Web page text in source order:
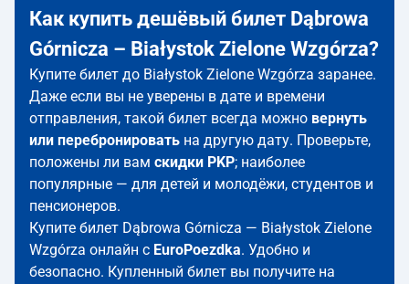
Как купить дешёвый билет Dąbrowa
Górnicza – Białystok Zielone Wzgórza?
Купите билет до Białystok Zielone Wzgórza заранее.
Даже если вы не уверены в дате и времени
отправления, такой билет всегда можно вернуть
или перебронировать на другую дату. Проверьте,
положены ли вам скидки PKP; наиболее
популярные — для детей и молодёжи, студентов и
пенсионеров.
Купите билет Dąbrowa Górnicza — Białystok Zielone
Wzgórza онлайн с EuroPoezdka. Удобно и
безопасно. Купленный билет вы получите на